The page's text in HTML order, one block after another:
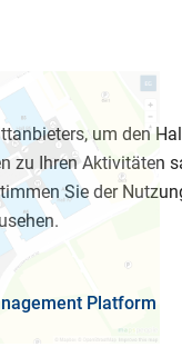
um den
zu Ihren Aktivitäten
Sie der
Platform